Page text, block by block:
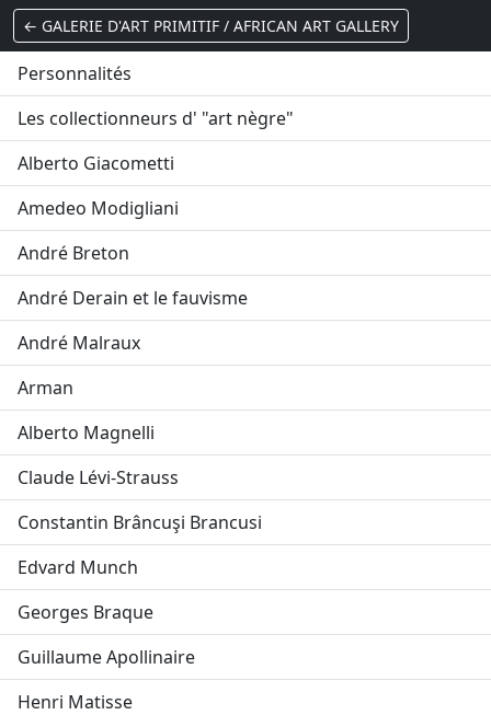
← GALERIE D'ART PRIMITIF / AFRICAN ART GALLERY
Personnalités
Les collectionneurs d' "art nègre"
Alberto Giacometti
Amedeo Modigliani
André Breton
André Derain et le fauvisme
André Malraux
Arman
Alberto Magnelli
Claude Lévi-Strauss
Constantin Brâncuşi Brancusi
Edvard Munch
Georges Braque
Guillaume Apollinaire
Henri Matisse